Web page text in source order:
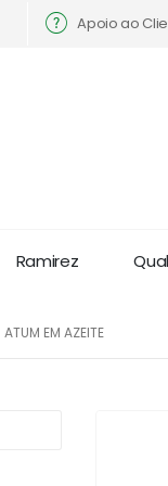
Apoio ao
Ramirez
ATUM EM AZEITE